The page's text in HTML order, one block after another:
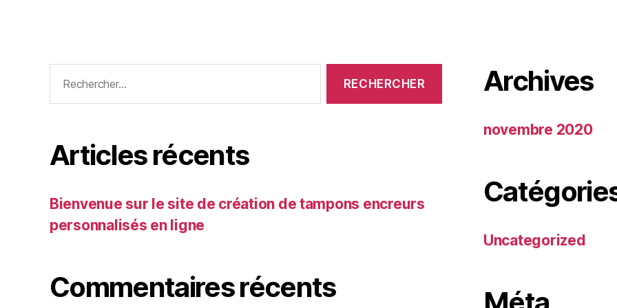
Articles récents
Bienvenue sur le site de création de tampons encreurs
personnalisés en ligne
Commentaires récents
Archives
novembre 2020
Uncategorized